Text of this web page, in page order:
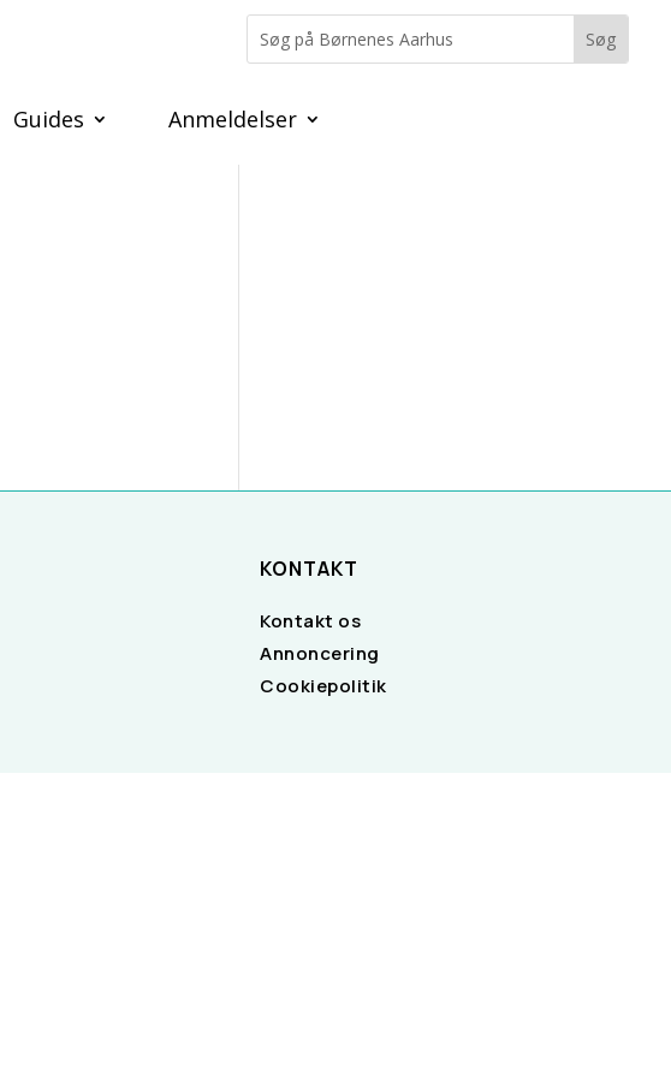
Guides Anmeldelser
KONTAKT
Kontakt os
Annoncering
Cookiepolitik